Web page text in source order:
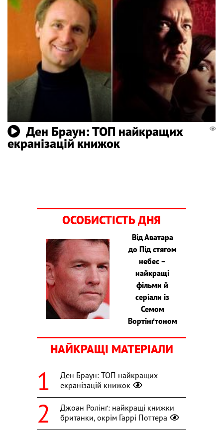
Ден Браун: ТОП найкращих
екранізацій книжок
ОСОБИСТІСТЬ ДНЯ
Від Аватара
до Під стягом
небес –
найкращі
фільми й
серіали із
Семом
Вортінґтоном
НАЙКРАЩІ МАТЕРІАЛИ
Ден Браун: ТОП найкращих
екранізацій книжок
Джоан Ролінґ: найкращі книжки
британки, окрім Гаррі Поттера